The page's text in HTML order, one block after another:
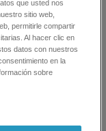
que usted nos
sitio web,
permitirle compartir
Al hacer clic en
datos con nuestros
en la
sobre